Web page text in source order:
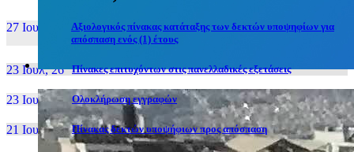
27 Ιουν, 26
Αξιολογικός πίνακας κατάταξης των δεκτών υποψηφίων για
απόσπαση ενός (1) έτους
23 Ιουλ, 26 Πίνακες επιτυχόντων στις πανελλαδικές εξετάσεις
23 Ιουλ, 26 Ολοκλήρωση εγγραφών
21 Ιουλ, 26 Πίνακας δεκτών υποψήφιων προς απόσπαση